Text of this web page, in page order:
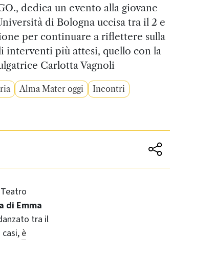
dedica un evento alla giovane
di Bologna uccisa tra il 2 e
per continuare a riflettere sulla
interventi più attesi, quello con la
Carlotta Vagnoli
Alma Mater oggi Incontri
di Emma
tra il
è